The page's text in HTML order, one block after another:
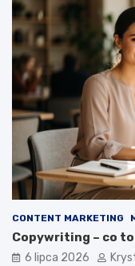
CONTENT MARKETING
Copywriting – co
6 lipca 2026